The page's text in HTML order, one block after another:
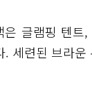
은 글램핑 텐
. 세련된 브라